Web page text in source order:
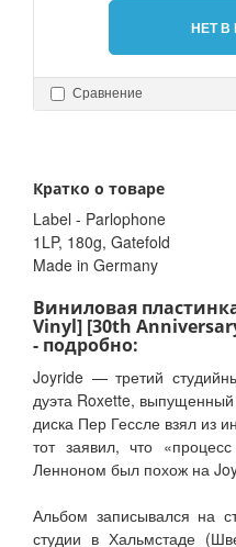
НЕТ В
Сравнение
Кратко о товаре
Label - Parlophone
1LP, 180g, Gatefold
Made in Germany
Виниловая
Vinyl] [30th
- подробно:
Joyride — третий
дуэта Roxette,
диска Пер Гессле взял из
тот заявил, что
Ленноном был похож на
Альбом записывался на
студии в Хальмстаде